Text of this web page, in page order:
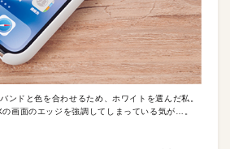
ンドと色を合わせるため、ホワイトを選んだ私。
画面のエッジを強調してしまっている気が…。